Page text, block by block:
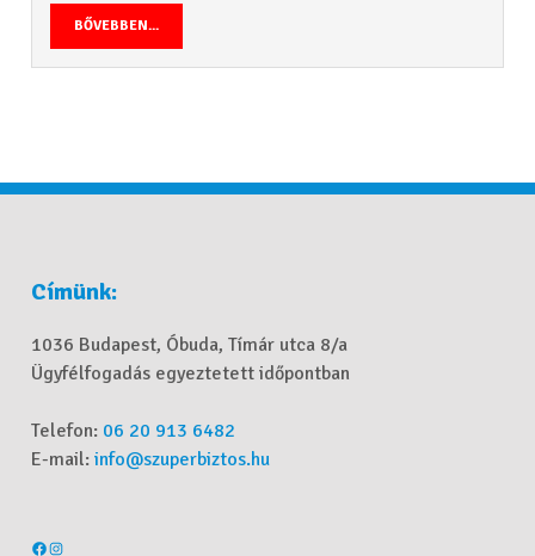
BŐVEBBEN...
Címünk:
1036 Budapest, Óbuda, Tímár utca 8/a
Ügyfélfogadás egyeztetett időpontban
Telefon: 06 20 913 6482
E-mail:info@szuperbiztos.hu